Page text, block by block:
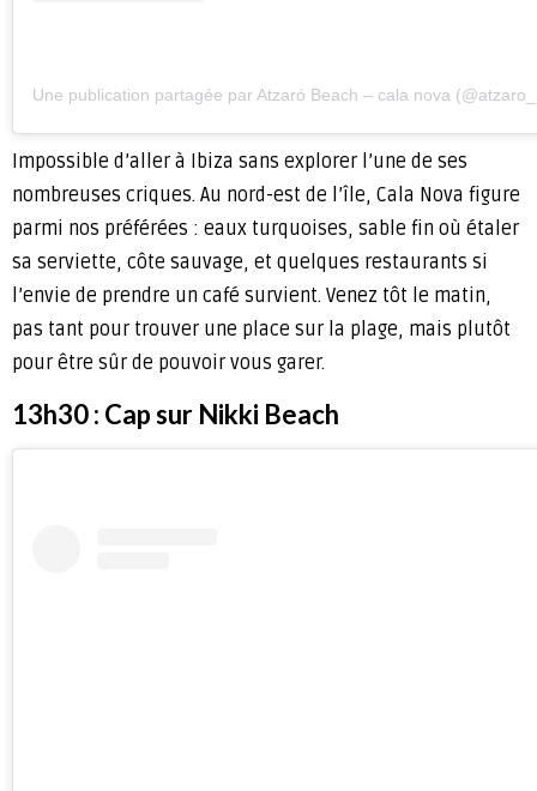
Une publication partagée par Atzaró Beach – cala nova
Impossible d’aller à Ibiza sans explorer l’une de ses
nombreuses criques. Au nord-est de l’île, Cala Nova figure
parmi nos préférées : eaux turquoises, sable fin où étaler
sa serviette, côte sauvage, et quelques restaurants si
l’envie de prendre un café survient. Venez tôt le matin,
pas tant pour trouver une place sur la plage, mais plutôt
pour être sûr de pouvoir vous garer.
13h30 : Cap sur Nikki Beach